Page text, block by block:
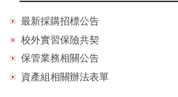
最新採購招標公告
校外實習保險共契
保管業務相關公告
資產組相關辦法表單